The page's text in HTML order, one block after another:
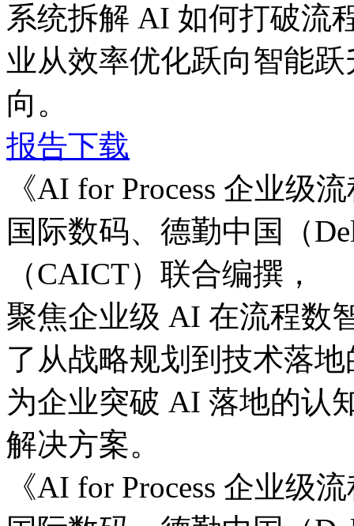
系统拆解 AI 如何打破流程
业从效率优化跃向智能跃
向。
报告下载
《AI for Process 企业级
国际数码、德勤中国
（CAICT）联合编撰，
聚焦企业级 AI 在流程数智
了从战略规划到技术落地
为企业突破 AI 落地的认
解决方案。
《AI for Process 企业级